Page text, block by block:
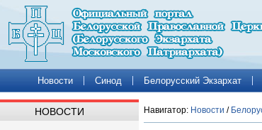
Новости Синод Белорусский Экзархат
НОВОСТИ Навигатор: Новости /